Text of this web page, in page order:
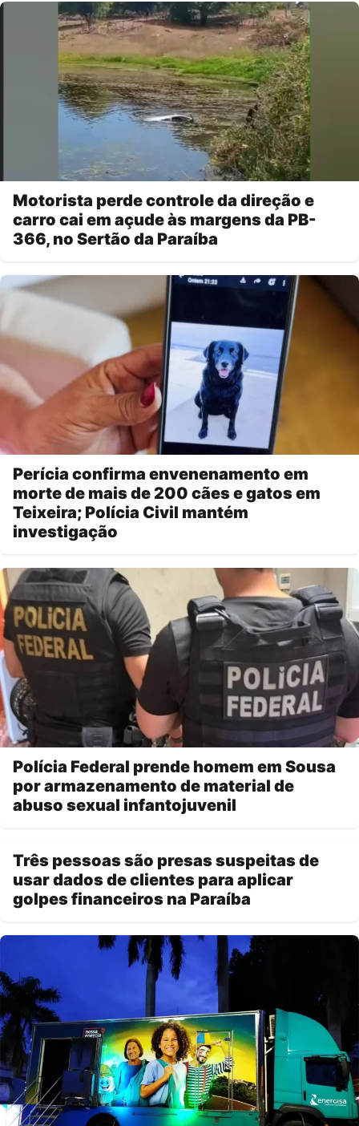
Motorista perde controle da direção e
carro cai em açude às margens da PB-
366, no Sertão da Paraíba
Perícia confirma envenenamento em
morte de mais de 200 cães e gatos em
Teixeira; Polícia Civil mantém
investigação
Polícia Federal prende homem em Sousa
por armazenamento de material de
abuso sexual infantojuvenil
Três pessoas são presas suspeitas de
usar dados de clientes para aplicar
golpes financeiros na Paraíba